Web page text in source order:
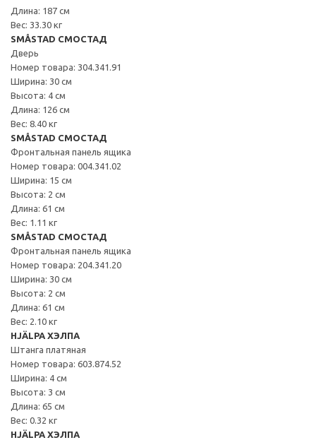
Длина: 187 см
Вес: 33.30 кг
SMÅSTAD СМОСТАД
Дверь
Номер товара: 304.341.91
Ширина: 30 см
Высота: 4 см
Длина: 126 см
Вес: 8.40 кг
SMÅSTAD СМОСТАД
Фронтальная панель ящика
Номер товара: 004.341.02
Ширина: 15 см
Высота: 2 см
Длина: 61 см
Вес: 1.11 кг
SMÅSTAD СМОСТАД
Фронтальная панель ящика
Номер товара: 204.341.20
Ширина: 30 см
Высота: 2 см
Длина: 61 см
Вес: 2.10 кг
HJÄLPA ХЭЛПА
Штанга платяная
Номер товара: 603.874.52
Ширина: 4 см
Высота: 3 см
Длина: 65 см
Вес: 0.32 кг
HJÄLPA ХЭЛПА